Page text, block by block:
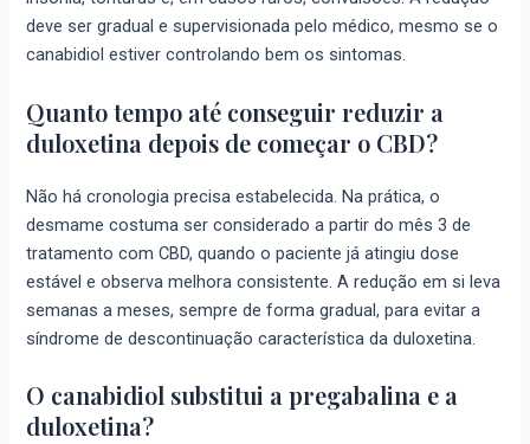
deve ser gradual e supervisionada pelo médico, mesmo se o
canabidiol estiver controlando bem os sintomas.
Quanto tempo até conseguir reduzir a
duloxetina depois de começar o CBD?
Não há cronologia precisa estabelecida. Na prática, o
desmame costuma ser considerado a partir do mês 3 de
tratamento com CBD, quando o paciente já atingiu dose
estável e observa melhora consistente. A redução em si leva
semanas a meses, sempre de forma gradual, para evitar a
síndrome de descontinuação característica da duloxetina.
O canabidiol substitui a pregabalina e a
duloxetina?